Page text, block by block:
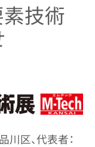
技術
区、代表者：